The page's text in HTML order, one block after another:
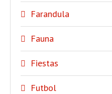
Farandula
Fauna
Fiestas
Futbol